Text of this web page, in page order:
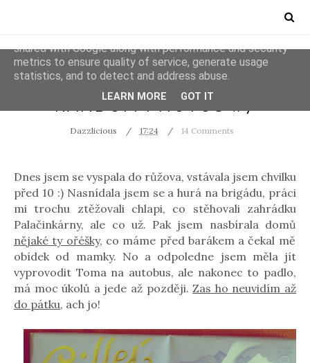
NATURE PHOTOS
RANDOM PHOTOS #7
Dazzlicious 17:24 14 Comments
Dnes jsem se vyspala do růžova, vstávala jsem chvilku
před 10 :) Nasnídala jsem se a hurá na brigádu, práci
mi trochu ztěžovali chlapi, co stěhovali zahrádku
Palačinkárny, ale co už. Pak jsem nasbírala domů
nějaké ty ořéšky, co máme před barákem a čekal mě
obídek od mamky. No a odpoledne jsem měla jít
vyprovodit Toma na autobus, ale nakonec to padlo,
má moc úkolů a jede až později.Zas ho neuvidím až
do pátku, ach jo!
This site uses cookies from Google to deliver its services
shared with Google along with performance and security
metrics to ensure quality of service, generate usage
statistics, and to detect and address abuse.
LEARN MORE GOT IT